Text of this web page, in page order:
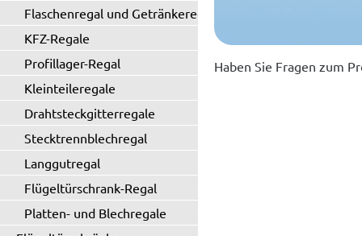
Flaschenregal und Getränkeregal
KFZ-Regale
Profillager-Regal
Kleinteileregale
Drahtsteckgitterregale
Stecktrennblechregal
Langgutregal
Flügeltürschrank-Regal
Platten- und Blechregale
Haben Sie Fragen zum